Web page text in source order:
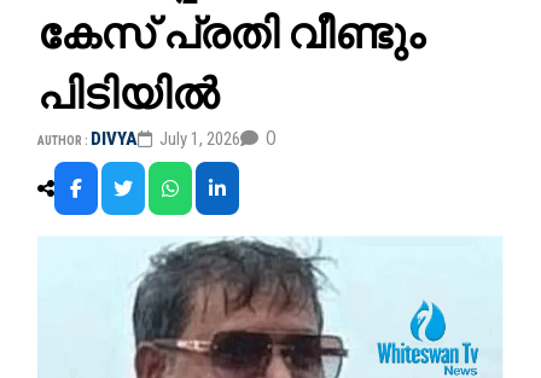
കേസ് പ്രതി വീണ്ടും
പിടിയിൽ
AUTHOR : DIVYA July 1, 2026 0